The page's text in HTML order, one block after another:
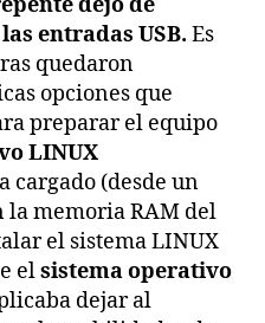
entradas USB. Es
quedaron
opciones que
preparar el equipo
LINUX
cargado (desde un
la memoria RAM del
el sistema LINUX
elsistema operativo
dejar al